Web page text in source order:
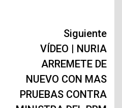
Siguiente
VÍDEO | NURIA
ARREMETE DE
NUEVO CON MAS
PRUEBAS CONTRA